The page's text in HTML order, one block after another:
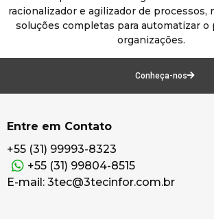
racionalizador e agilizador de processos,
soluções completas para automatizar o
organizações.
Conheça-nos
Entre em Contato
+55 (31) 99993-8323
+55 (31) 99804-8515
E-mail: 3tec@3tecinfor.com.br